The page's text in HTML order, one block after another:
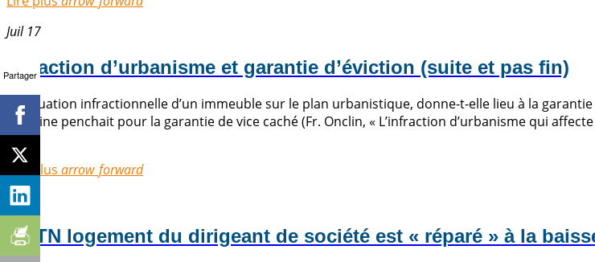
Juil 17
Infraction d’urbanisme et garantie d’éviction (suite et pas fin)
La situation infractionnelle d’un immeuble sur le plan urbanistique, donne-t-elle lieu à la
doctrine penchait pour la garantie de vice caché (Fr. Onclin, « L’infraction d’urbanisme qui
[…]
Lire plus arrow_forward
Juin 1
L’ATN logement du dirigeant de société est « réparé » à la
Partager